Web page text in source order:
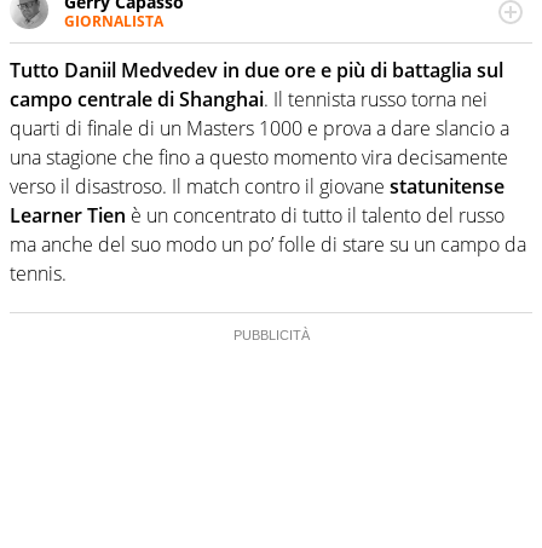
GIORNALISTA
Per lui gli sport americani non hanno segreti: basket,
football, baseball e la capacità innata di trovare la notizia
dove altri non vedono granché
Tutto Daniil Medvedev in due ore e più di battaglia sul
campo centrale di Shanghai. Il tennista russo torna nei
quarti di finale di un Masters 1000 e prova a dare slancio a
una stagione che fino a questo momento vira decisamente
verso il disastroso. Il match contro il giovane statunitense
Learner Tien è un concentrato di tutto il talento del russo
ma anche del suo modo un po’ folle di stare su un campo da
tennis.